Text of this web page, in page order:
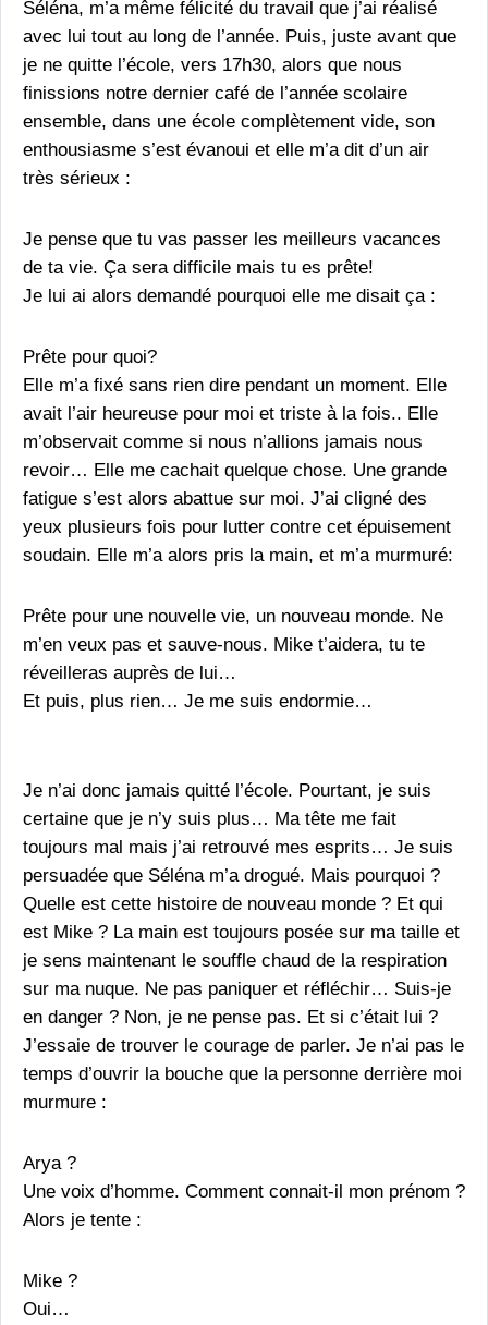
Séléna, m’a même félicité du travail que j’ai réalisé
avec lui tout au long de l’année. Puis, juste avant que
je ne quitte l’école, vers 17h30, alors que nous
finissions notre dernier café de l’année scolaire
ensemble, dans une école complètement vide, son
enthousiasme s’est évanoui et elle m’a dit d’un air
très sérieux :
Je pense que tu vas passer les meilleurs vacances
de ta vie. Ça sera difficile mais tu es prête!
Je lui ai alors demandé pourquoi elle me disait ça :
Prête pour quoi?
Elle m’a fixé sans rien dire pendant un moment. Elle
avait l’air heureuse pour moi et triste à la fois.. Elle
m’observait comme si nous n’allions jamais nous
revoir… Elle me cachait quelque chose. Une grande
fatigue s’est alors abattue sur moi. J’ai cligné des
yeux plusieurs fois pour lutter contre cet épuisement
soudain. Elle m’a alors pris la main, et m’a murmuré:
Prête pour une nouvelle vie, un nouveau monde. Ne
m’en veux pas et sauve-nous. Mike t’aidera, tu te
réveilleras auprès de lui…
Et puis, plus rien… Je me suis endormie…
Je n’ai donc jamais quitté l’école. Pourtant, je suis
certaine que je n’y suis plus… Ma tête me fait
toujours mal mais j’ai retrouvé mes esprits… Je suis
persuadée que Séléna m’a drogué. Mais pourquoi ?
Quelle est cette histoire de nouveau monde ? Et qui
est Mike ? La main est toujours posée sur ma taille et
je sens maintenant le souffle chaud de la respiration
sur ma nuque. Ne pas paniquer et réfléchir… Suis-je
en danger ? Non, je ne pense pas. Et si c’était lui ?
J’essaie de trouver le courage de parler. Je n’ai pas le
temps d’ouvrir la bouche que la personne derrière moi
murmure :
Arya ?
Une voix d’homme. Comment connait-il mon prénom ?
Alors je tente :
Mike ?
Oui…